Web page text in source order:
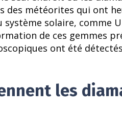
des météorites qui ont
système solaire, comme
de ces gemmes
ont été
les